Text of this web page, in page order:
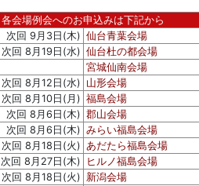
各会場例会へのお申込みは下記から
次回 9月3日(木) 仙台青葉会場
次回 8月19日(水) 仙台杜の都会場
宮城仙南会場
次回 8月12日(水) 山形会場
次回 8月10日(月) 福島会場
次回 8月6日(木) 郡山会場
次回 8月6日(木) みらい福島会場
次回 8月18日(火) あだたら福島会場
次回 8月27日(木) ヒルノ福島会場
次回 8月18日(火) 新潟会場